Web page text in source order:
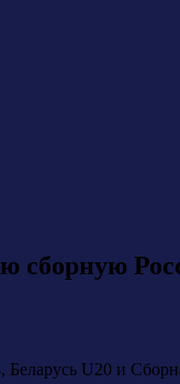
сборную
Беларусь U20 и